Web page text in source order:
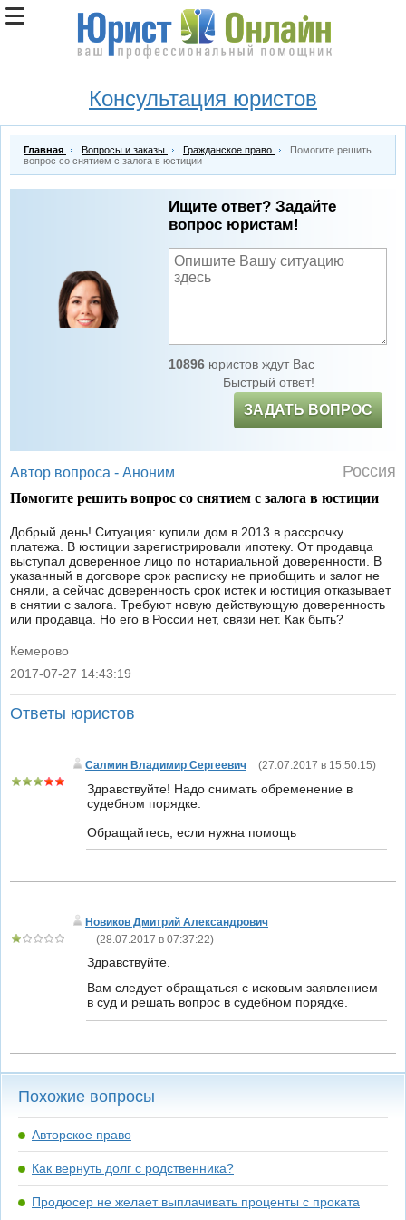
Консультация юристов
Главная Вопросы и заказы Гражданское право
Помогите решить
вопрос со снятием с залога в юстиции
Ищите ответ? Задайте
вопрос юристам!
10896юристов ждут Вас
Быстрый ответ!
ЗАДАТЬ ВОПРОС
Автор вопроса - Аноним Россия
Помогите решить вопрос со снятием с залога в юстиции
Добрый день! Ситуация: купили дом в 2013 в рассрочку
платежа. В юстиции зарегистрировали ипотеку. От продавца
выступал доверенное лицо по нотариальной доверенности. В
указанный в договоре срок расписку не приобщить и залог не
сняли, а сейчас доверенность срок истек и юстиция отказывает
в снятии с залога. Требуют новую действующую доверенность
или продавца. Но его в России нет, связи нет. Как быть?
Кемерово
|
2017-07-27 14:43:19
Ответы юристов
Салмин Владимир Сергеевич (27.07.2017 в 15:50:15)
Здравствуйте! Надо снимать обременение в
судебном порядке.
Обращайтесь, если нужна помощь
Новиков Дмитрий Александрович
(28.07.2017 в 07:37:22)
Здравствуйте.
Вам следует обращаться с исковым заявлением
в суд и решать вопрос в судебном порядке.
Похожие вопросы
Авторское право
Как вернуть долг с родственника?
Продюсер не желает выплачивать проценты с проката